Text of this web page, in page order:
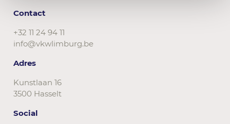
Contact
+32 11 24 94 11
info@vkwlimburg.be
Adres
Kunstlaan 16
3500 Hasselt
Social